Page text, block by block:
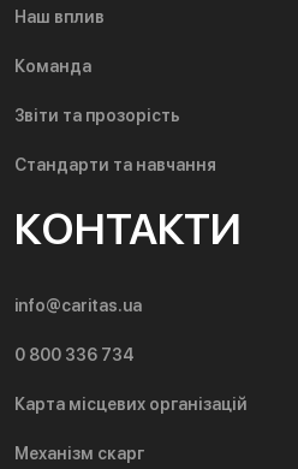
Наш вплив
Команда
Звіти та прозорість
Стандарти та навчання
КОНТАКТИ
info@caritas.ua
0 800 336 734
Карта місцевих організацій
Механізм скарг